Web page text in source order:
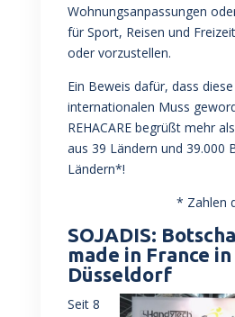
Wohnungsanpassungen
für Sport, Reisen und
oder vorzustellen.
Ein Beweis dafür, dass
internationalen Muss
REHACARE begrüßt mehr
aus 39 Ländern und 39.000
Ländern*!
* Zahlen
SOJADIS:
made in France in
Düsseldorf
Seit 8